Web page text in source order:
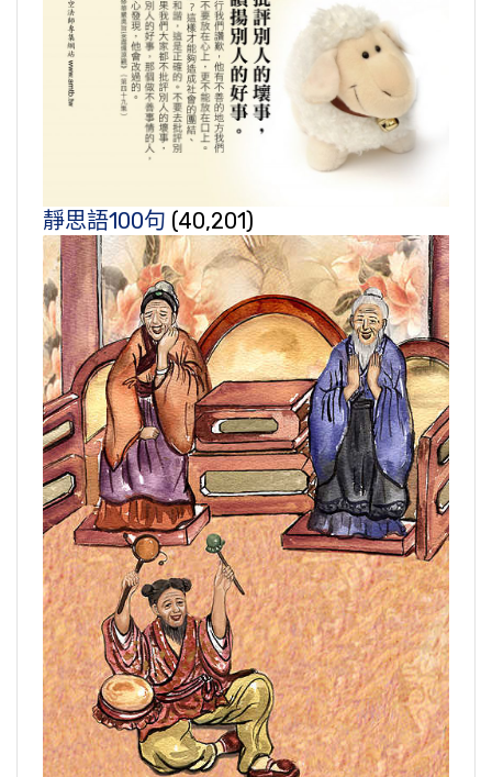
靜思語100句 (40,201)